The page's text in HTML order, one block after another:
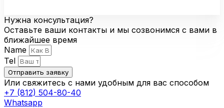
Нужна консультация?
Оставьте ваши контакты и мы созвонимся с вами в
ближайшее время
Name
Tel
Отправить заявку
Или свяжитесь с нами удобным для вас способом
+7 (812) 504-80-40
Whatsapp